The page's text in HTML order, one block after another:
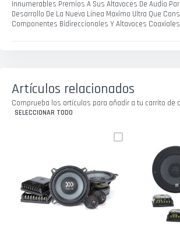
Innumerables Premios A Sus Altavoces De Audio
Desarrollo De La Nueva Línea Maximo Ultra Que
Componentes Bidireccionales Y Altavoces
Artículos relacionados
Comprueba los artículos para añadir a tu carrito de
SELECCIONAR TODO